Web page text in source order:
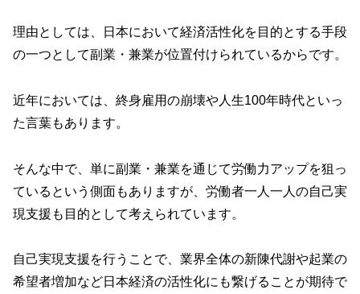
理由としては、日本において経済活性化を目的とする手段
の一つとして副業・兼業が位置付けられているからです。
近年においては、終身雇用の崩壊や人生100年時代といっ
た言葉もあります。
そんな中で、単に副業・兼業を通じて労働力アップを狙っ
ているという側面もありますが、労働者一人一人の自己実
現支援も目的として考えられています。
自己実現支援を行うことで、業界全体の新陳代謝や起業の
希望者増加など日本経済の活性化にも繋げることが期待で